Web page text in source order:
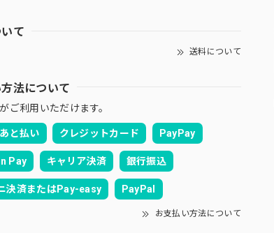
て
送料について
法について
ご利用いただけます。
と払い クレジットカード PayPay
Pay キャリア決済 銀行振込
決済またはPay-easy PayPal
お支払い方法について